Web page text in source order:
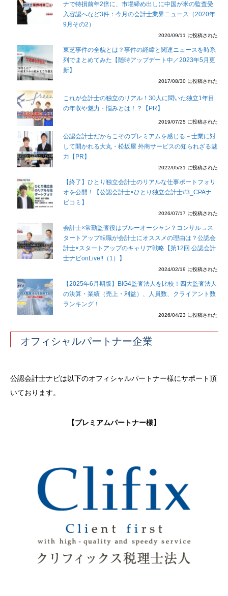
ナで特損前年2倍に、市場締め出しに中国が米の監査受
入容認へなど3件：今月の会計士業界ニュース（2020年
9月その2）
2020/09/11 に投稿された
東芝事件の全貌とは？事件の経緯と関連ニュースを時系
列でまとめてみた【随時アップデート中／2023年5月更
新】
2017/08/30 に投稿された
これが会計士の独立のリアル！30人に聞いた独立1年目
の年収や魅力・悩みとは！？【PR】
2019/07/25 に投稿された
公認会計士だからこそのプレミアムを感じる－士業に対
して開かれる大丸・松坂屋 外商サービスの知られざる魅
力【PR】
2022/05/31 に投稿された
【終了】ひとり独立会計士のリアルな仕事ポートフォリ
オを公開！【公認会計士×ひとり独立会計士#3_CPAナ
ビコミ】
2026/07/17 に投稿された
会計士×常勤監査役はブルーオーシャン？コンサル→ス
タートアップ転職が会計士にオススメの理由は？公認会
計士×スタートアップのキャリア戦略【第12回 公認会計
士ナビonLive!!（1）】
2024/02/19 に投稿された
【2025年6月期版】BIG4監査法人を比較！四大監査法人
の決算・業績（売上・利益）、人員数、クライアント数
ランキング！
2026/04/23 に投稿された
オフィシャルパートナー企業
公認会計士ナビは以下のオフィシャルパートナー様にサポート頂
いております。
【プレミアムパートナー様】